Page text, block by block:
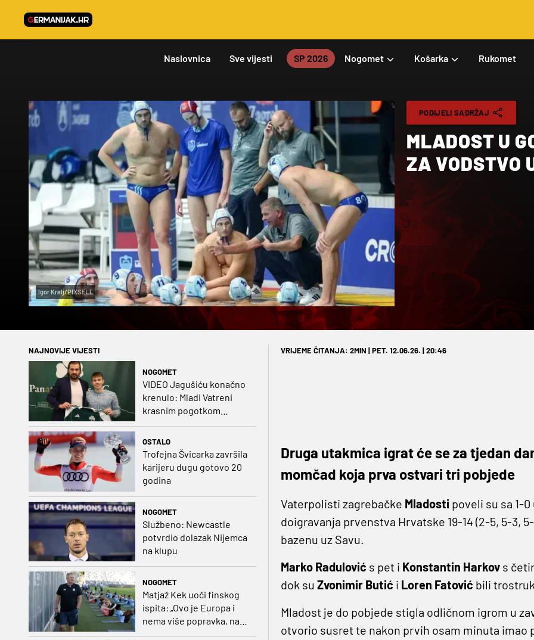
Naslovnica Sve vijesti SP 2026 Nogomet Košarka Rukomet
Igor Kralj/PIXSELL
PODIJELI SADRŽAJ
MLADOST U
ZA VODSTVO
NAJNOVIJE VIJESTI
NOGOMET
VIDEO Jagušiću konačno
krenulo: Mladi Vatreni
krasnim pogotkom
OSTALO
Trofejna Švicarka završila
karijeru dugu gotovo 20
godina
NOGOMET
Službeno: Newcastle
potvrdio dolazak Nijemca
na klupu
NOGOMET
Matjaž Kek uoči finskog
ispita: „Ovo je Europa i
nema više popravka, na
Rujevici se nešto pita i
VRIJEME ČITANJA: 2MIN | PET. 12.06.26. | 20:46
Druga utakmica igrat će se za tjedan
momčad koja prva ostvari tri pobjede
Vaterpolisti zagrebačke Mladosti poveli su sa 1-
doigravanja prvenstva Hrvatske 19-14 (2-5, 5-3,
bazenu uz Savu.
Marko Radulović s pet i Konstantin Harkovs
dok su Zvonimir Butić i Loren Fatović bili
Mladost je do pobjede stigla odličnom igrom u
otvorio susret te nakon prvih osam minuta imao